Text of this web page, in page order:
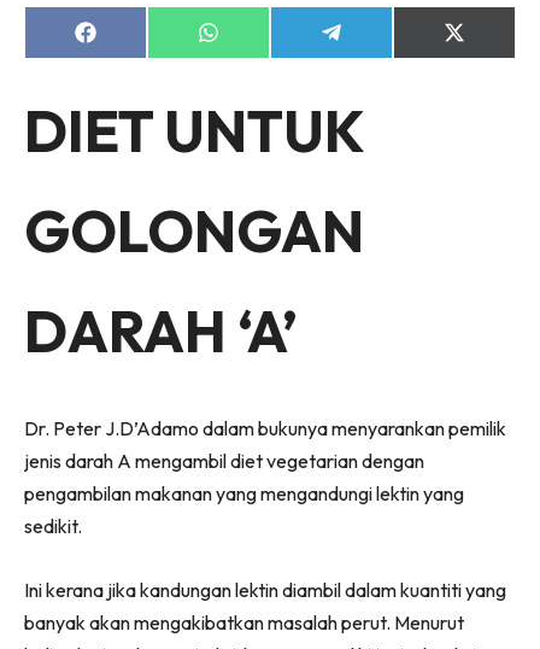
Share
on
Share
on
Share
on
Share
on
DIET UNTUK
GOLONGAN
DARAH ‘A’
Dr. Peter J.D’Adamo dalam bukunya menyarankan pemilik
jenis darah A mengambil diet vegetariandengan
pengambilan makanan yang mengandungi lektin yang
sedikit.
Ini kerana jika kandungan lektin diambil dalam kuantiti yang
banyak akan mengakibatkan masalah perut. Menurut